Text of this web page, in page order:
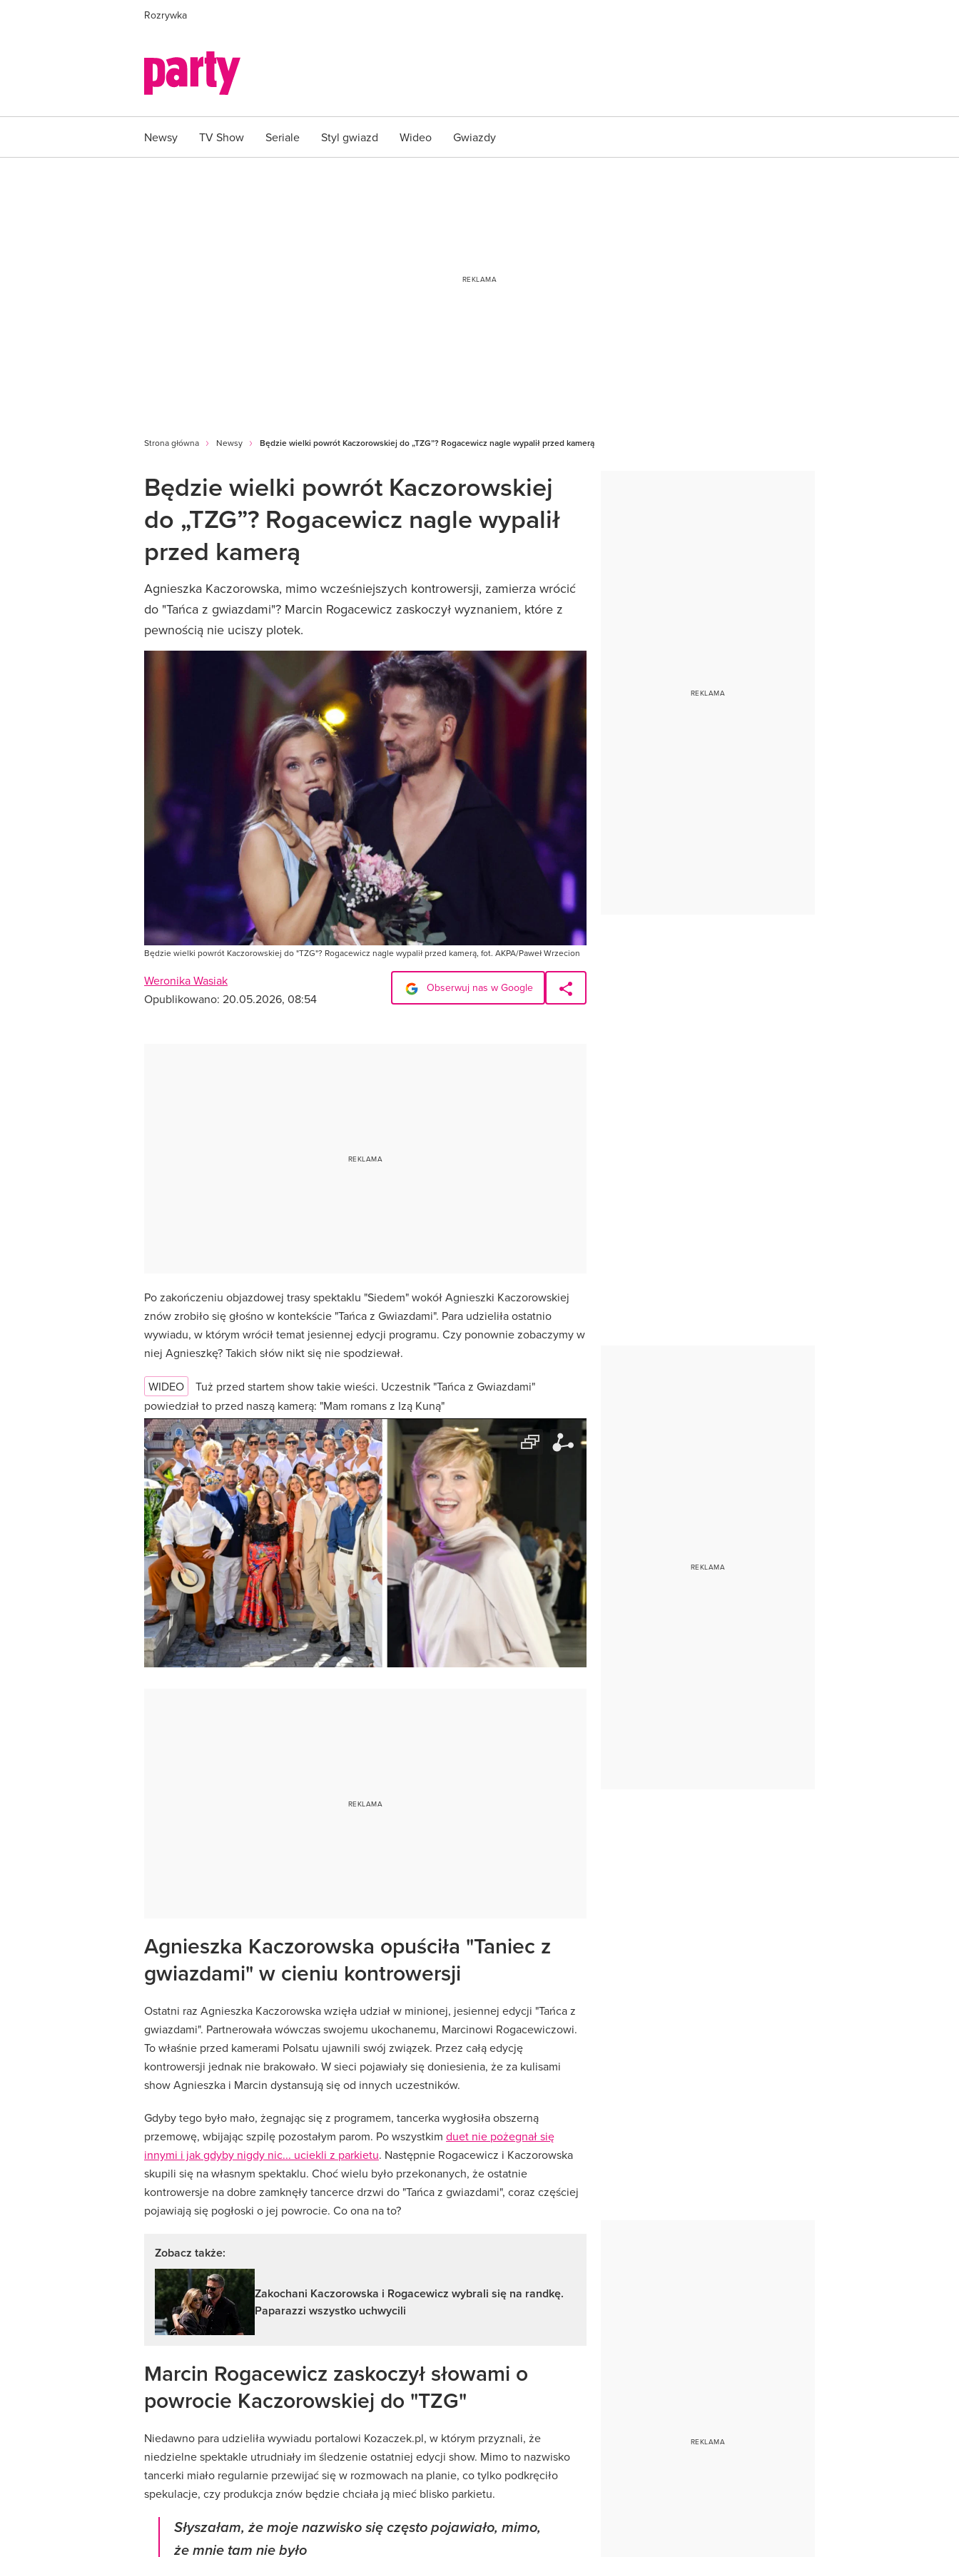
Rozrywka
Newsy TV Show Seriale Styl gwiazd Wideo Gwiazdy
Strona główna Newsy Będzie wielki powrót Kaczorowskiej do „TZG”? Rogacewicz nagle wypalił przed kamerą
Będzie wielki powrót Kaczorowskiej
do „TZG”? Rogacewicz nagle wypalił
przed kamerą
Agnieszka Kaczorowska, mimo wcześniejszych kontrowersji, zamierza wrócić
do "Tańca z gwiazdami"? Marcin Rogacewicz zaskoczył wyznaniem, które z
pewnością nie uciszy plotek.
Będzie wielki powrót Kaczorowskiej do "TZG"? Rogacewicz nagle wypalił przed kamerą, fot. AKPA/Paweł Wrzecion
Weronika Wasiak
Opublikowano: 20.05.2026, 08:54
Obserwuj nas w Google
Po zakończeniu objazdowej trasy spektaklu "Siedem" wokół Agnieszki Kaczorowskiej
znów zrobiło się głośno w kontekście "Tańca z Gwiazdami". Para udzieliła ostatnio
wywiadu, w którym wrócił temat jesiennej edycji programu. Czy ponownie zobaczymy w
niej Agnieszkę? Takich słów nikt się nie spodziewał.
WIDEO
Tuż przed startem show takie wieści. Uczestnik "Tańca z Gwiazdami"
powiedział to przed naszą kamerą: "Mam romans z Izą Kuną"
Agnieszka Kaczorowska opuściła "Taniec z
gwiazdami" w cieniu kontrowersji
Ostatni raz Agnieszka Kaczorowska wzięła udział w minionej, jesiennej edycji "Tańca z
gwiazdami". Partnerowała wówczas swojemu ukochanemu, Marcinowi Rogacewiczowi.
To właśnie przed kamerami Polsatu ujawnili swój związek. Przez całą edycję
kontrowersji jednak nie brakowało. W sieci pojawiały się doniesienia, że za kulisami
show Agnieszka i Marcin dystansują się od innych uczestników.
Gdyby tego było mało, żegnając się z programem, tancerka wygłosiła obszerną
przemowę, wbijając szpilę pozostałym parom. Po wszystkim duet nie pożegnał się
innymi i jak gdyby nigdy nic... uciekli z parkietu. Następnie Rogacewicz i Kaczorowska
skupili się na własnym spektaklu. Choć wielu było przekonanych, że ostatnie
kontrowersje na dobre zamknęły tancerce drzwi do "Tańca z gwiazdami", coraz częściej
pojawiają się pogłoski o jej powrocie. Co ona na to?
Zobacz także:
Zakochani Kaczorowska i Rogacewicz wybrali się na randkę.
Paparazzi wszystko uchwycili
Marcin Rogacewicz zaskoczył słowami o
powrocie Kaczorowskiej do "TZG"
Niedawno para udzieliła wywiadu portalowi Kozaczek.pl, w którym przyznali, że
niedzielne spektakle utrudniały im śledzenie ostatniej edycji show. Mimo to nazwisko
tancerki miało regularnie przewijać się w rozmowach na planie, co tylko podkręciło
spekulacje, czy produkcja znów będzie chciała ją mieć blisko parkietu.
Słyszałam, że moje nazwisko się często pojawiało, mimo,
że mnie tam nie było